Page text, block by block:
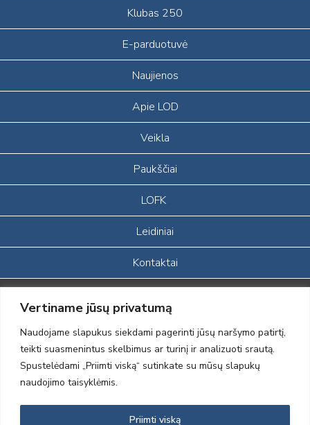
Vertiname jūsų privatumą
Naudojame slapukus siekdami pagerinti jūsų naršymo patirtį,
teikti suasmenintus skelbimus ar turinį ir analizuoti srautą.
Spustelėdami „Priimti viską“ sutinkate su mūsų slapukų
naudojimo taisyklėmis.
Priimti viską
Klubas 250
E-parduotuvė
Naujienos
Apie LOD
Veikla
Paukščiai
LOFK
Leidiniai
Kontaktai
Portalas sukurtas įgyvendinant Lietuvos Respublikos, Europos
ekonominės erdvės ir Norvegijos finansinių mechanizmų iš dalies
finansuojamą paprojektį
„LOD visuomeninės /gamtosauginės veiklos sustiprinimas ir įvaizdžio
formavimas įtraukiant visuomenę į aplinkosauginių tyrimų veiklą“
(paprojekčio
įgyvendinimo sutarties numeris 2004-LT0008-NVO-1EEE/NOR-02-
2012 © Lietuvos Ornitologų Draugija © 2014, Visos teisės saugomos